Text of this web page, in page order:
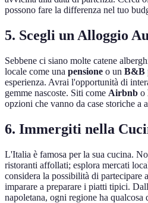
possono fare la differenza nel tuo
5. Scegli un Alloggio
Sebbene ci siano molte catene
locale come una pensione o un B&B
esperienza. Avrai l'opportunità di
gemme nascoste. Siti come Airbnb o
opzioni che vanno da case storiche a
6. Immergiti nella
L'Italia è famosa per la sua cucina.
ristoranti affollati; esplora mercati
considera la possibilità di partecipare
imparare a preparare i piatti tipici.
napoletana, ogni regione ha